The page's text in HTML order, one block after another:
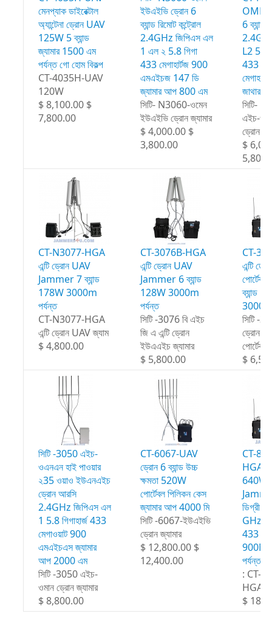
মেনপ্যাক ডাইরেক্টাল
অ্যান্টেনা ড্রোন UAV
125W 5 ব্যান্ড
জ্যামার 1500 এম
পর্যন্ত গো হোম বিকল্প
CT-4035H-UAV
120W
$ 8,100.00 $
7,800.00
ইউএইভি ড্রোন 6
ব্যান্ড রিমোট কন্ট্রোল
2.4GHz জিপিএস এল
1 এল ২ 5.8 গিগা
433 মেগাহার্টজ 900
এমএইচজ 147 ডি
জ্যামার আপ 800 এম
সিটি- N3060-ওমেন
ইউএইভি ড্রোন জ্যামার
$ 4,000.00 $
3,800.00
OMN
6 ব্যান্ড
L2 5.8
433
জাথার
সিটি-
এইচ-
ড্রোন
$
CT-N3077-HGA
এন্টি ড্রোন UAV
Jammer 7 ব্যান্ড
178W 3000m
পর্যন্ত
CT-N3077-HGA
এন্টি ড্রোন UAV জ্যাম
$ 4,800.00
CT-3076B-HGA
এন্টি ড্রোন UAV
Jammer 6 ব্যান্ড
128W 3000m
পর্যন্ত
সিটি -3076 বি এইচ
জি এ এন্টি ড্রোন
ইউএএইচ জ্যামার
$ 5,800.00
CT-
এন্টি
ব্যান্ড
3000m
সিটি -
ড্রোন
পোর্টেবল
$
সিটি -3050 এইচ-
ওএনএন হাই পাওয়ার
২35 ওয়াও ইউএনএইচ
ড্রোন আরসি
2.4GHz জিপিএস এল
1 5.8 গিগাহার্জ 433
মেগাওয়াট 900
এমএইচএস জ্যামার
আপ 2000 এম
সিটি -3050 এইচ-
ওমান ড্রোন জ্যামার
$ 8,800.00
CT-6067-UAV
ড্রোন 6 ব্যান্ড উচ্চ
ক্ষমতা 520W
পোর্টেবল পিলিকন কেস
জ্যামার আপ 4000 মি
সিটি -6067-ইউএইভি
ড্রোন জ্যামার
$ 12,800.00 $
12,400.00
CT-
HGA
640W
ডিগ্রী
GHz
433
পর্যন্ত
: CT-
HGA
$